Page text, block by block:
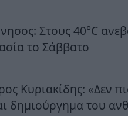
Στους 40°C
το Σάββατο
Κυριακίδης: «Δεν
δημιούργημα του